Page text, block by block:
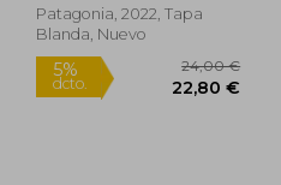
Patagonia, 2022, Tapa
Blanda, Nuevo